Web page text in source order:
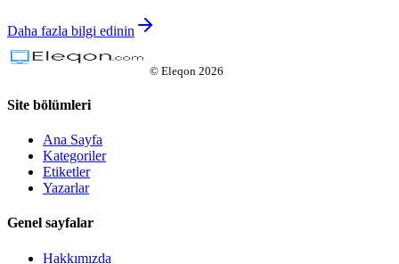
Daha fazla bilgi edinin
© Eleqon 2026
Site bölümleri
Ana Sayfa
Kategoriler
Etiketler
Yazarlar
Genel sayfalar
Hakkımızda